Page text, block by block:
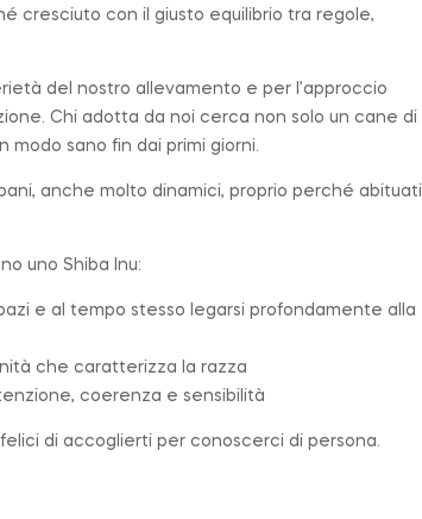
cresciuto con il giusto equilibrio tra regole,
del nostro allevamento e per l’approccio
Chi adotta da noi cerca non solo un cane di
modo sano fin dai primi giorni.
anche molto dinamici, proprio perché abituati
uno Shiba Inu:
e al tempo stesso legarsi profondamente alla
che caratterizza la razza
coerenza e sensibilità
di accoglierti per conoscerci di persona.